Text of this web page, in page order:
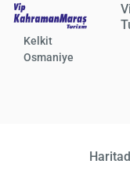
Kelkit
Osmaniye